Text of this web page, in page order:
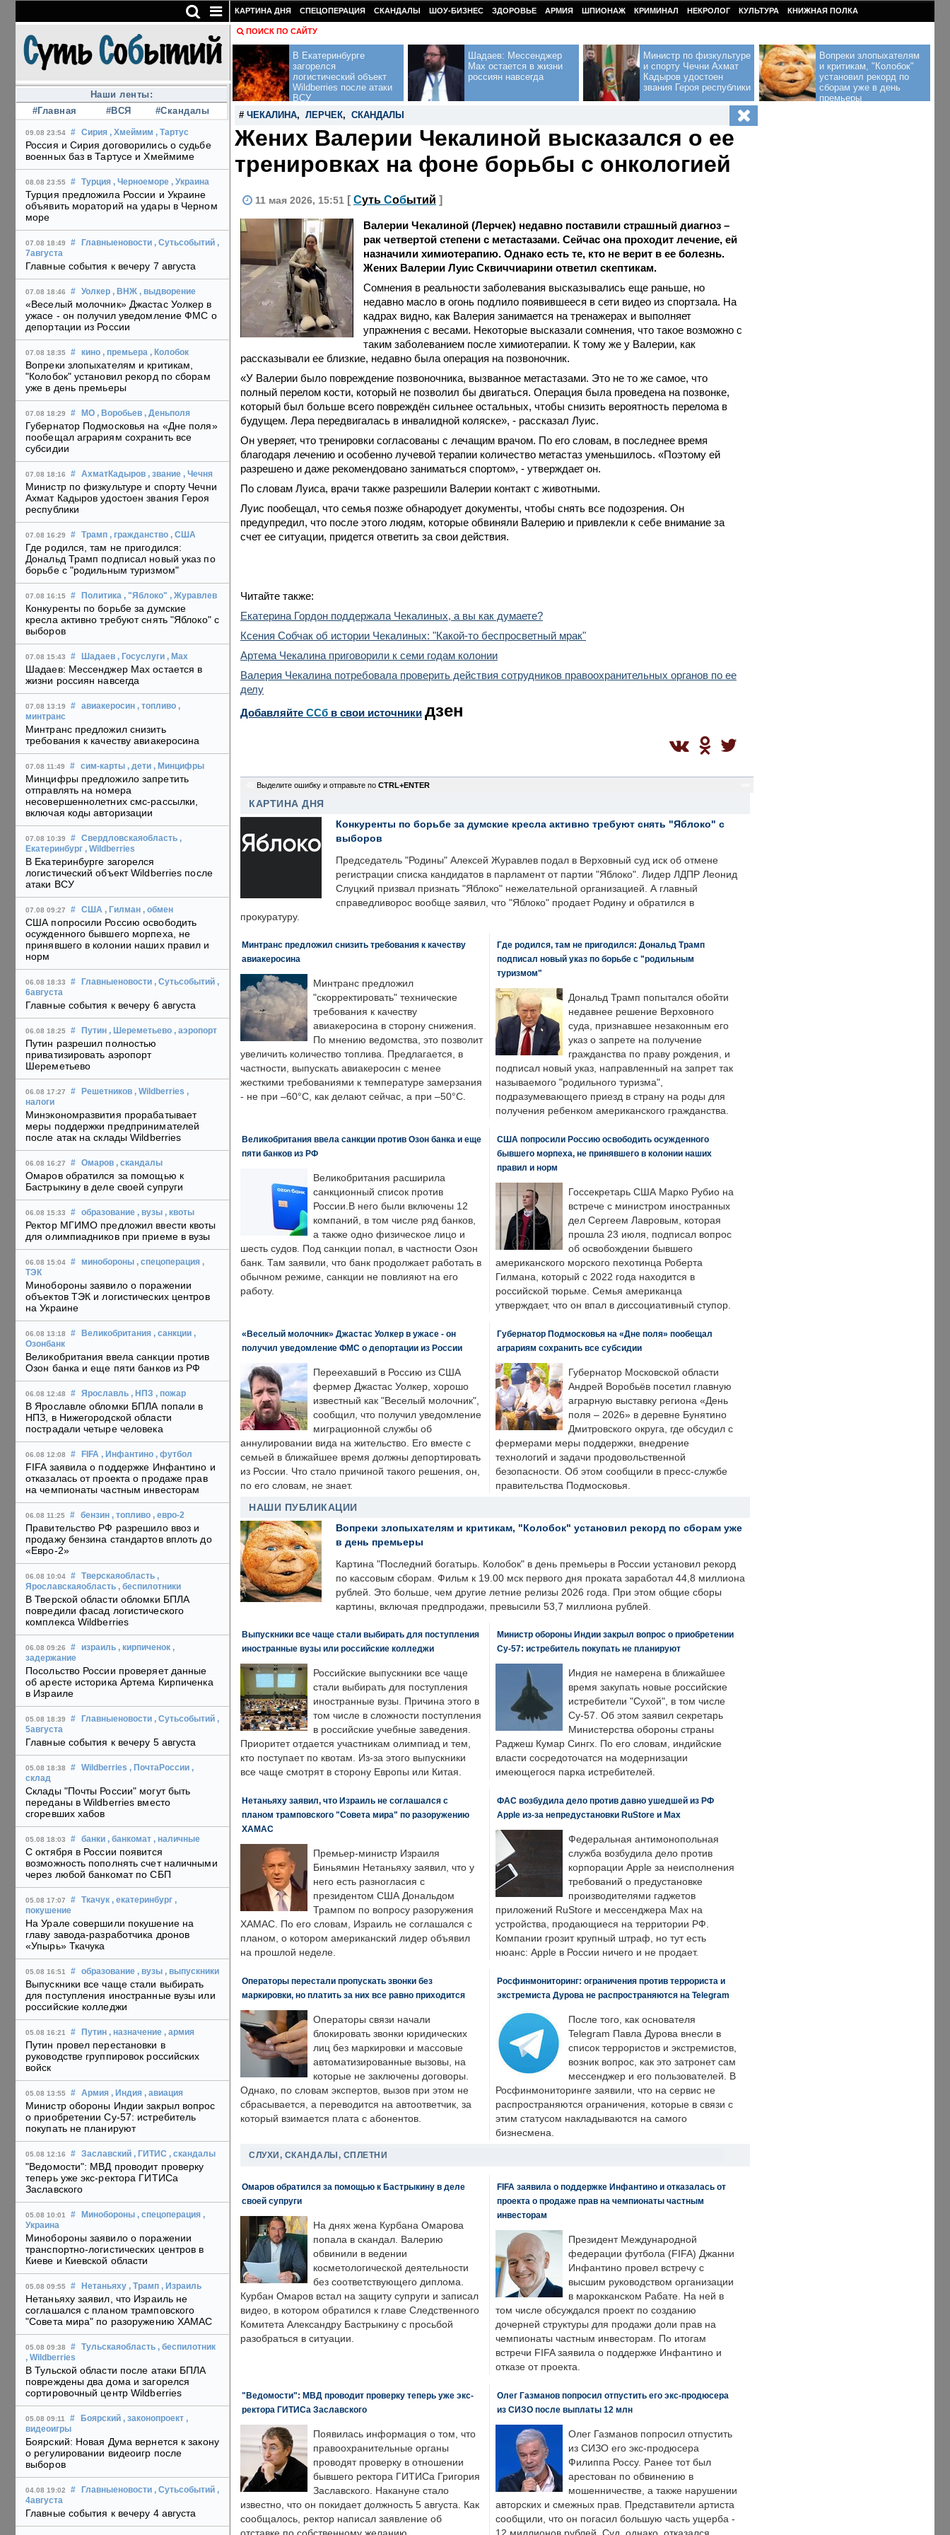
Наши ленты:
#Главная
#ВСЯ #Скандалы
09.08 23:54 # Сирия , Хмеймим , Тартус
Россия и Сирия договорились о судьбе
военных баз в Тартусе и Хмеймиме
08.08 23:55 # Турция , Черноеморе , Украина
Турция предложила России и Украине
объявить мораторий на удары в Черном
море
07.08 18:49 # Главныеновости , Сутьсобытий ,
7августа
Главные события к вечеру 7 августа
07.08 18:46 # Уолкер , ВНЖ , выдворение
«Веселый молочник» Джастас Уолкер в
ужасе - он получил уведомление ФМС о
депортации из России
07.08 18:35 # кино , премьера , Колобок
Вопреки злопыхателям и критикам,
"Колобок" установил рекорд по сборам
уже в день премьеры
07.08 18:29 # МО , Воробьев , Деньполя
Губернатор Подмосковья на «Дне поля»
пообещал аграриям сохранить все
субсидии
07.08 18:16 # АхматКадыров , звание , Чечня
Министр по физкультуре и спорту Чечни
Ахмат Кадыров удостоен звания Героя
республики
07.08 16:29 # Трамп , гражданство , США
Где родился, там не пригодился:
Дональд Трамп подписал новый указ по
борьбе с "родильным туризмом"
07.08 16:15 # Политика , "Яблоко" , Журавлев
Конкуренты по борьбе за думские
кресла активно требуют снять "Яблоко" с
выборов
07.08 15:43 # Шадаев , Госуслуги , Max
Шадаев: Мессенджер Max остается в
жизни россиян навсегда
07.08 13:19 # авиакеросин , топливо ,
минтранс
Минтранс предложил снизить
требования к качеству авиакеросина
07.08 11:49 # сим-карты , дети , Минцифры
Минцифры предложило запретить
отправлять на номера
несовершеннолетних смс-рассылки,
включая коды авторизации
07.08 10:39 # Свердловскаяобласть ,
Екатеринбург , Wildberries
В Екатеринбурге загорелся
логистический объект Wildberries после
атаки ВСУ
07.08 09:27 # США , Гилман , обмен
США попросили Россию освободить
осужденного бывшего морпеха, не
принявшего в колонии наших правил и
норм
06.08 18:33 # Главныеновости , Сутьсобытий ,
6августа
Главные события к вечеру 6 августа
06.08 18:25 # Путин , Шереметьево , аэропорт
Путин разрешил полностью
приватизировать аэропорт
Шереметьево
06.08 17:27 # Решетников , Wildberries ,
налоги
Минэкономразвития прорабатывает
меры поддержки предпринимателей
после атак на склады Wildberries
06.08 16:27 # Омаров , скандалы
Омаров обратился за помощью к
Бастрыкину в деле своей супруги
06.08 15:33 # образование , вузы , квоты
Ректор МГИМО предложил ввести квоты
для олимпиадников при приеме в вузы
06.08 15:04 # минобороны , спецоперация ,
ТЭК
Минобороны заявило о поражении
объектов ТЭК и логистических центров
на Украине
06.08 13:18 # Великобритания , санкции ,
Озонбанк
Великобритания ввела санкции против
Озон банка и еще пяти банков из РФ
06.08 12:48 # Ярославль , НПЗ , пожар
В Ярославле обломки БПЛА попали в
НПЗ, в Нижегородской области
пострадали четыре человека
06.08 12:08 # FIFA , Инфантино , футбол
FIFA заявила о поддержке Инфантино и
отказалась от проекта о продаже прав
на чемпионаты частным инвесторам
06.08 11:25 # бензин , топливо , евро-2
Правительство РФ разрешило ввоз и
продажу бензина стандартов вплоть до
«Евро-2»
06.08 10:04 # Тверскаяобласть ,
Ярославскаяобласть , беспилотники
В Тверской области обломки БПЛА
повредили фасад логистического
комплекса Wildberries
06.08 09:26 # израиль , кирпиченок ,
задержание
Посольство России проверяет данные
об аресте историка Артема Кирпиченка
в Израиле
05.08 18:39 # Главныеновости , Сутьсобытий ,
5августа
Главные события к вечеру 5 августа
05.08 18:38 # Wildberries , ПочтаРоссии ,
склад
Склады "Почты России" могут быть
переданы в Wildberries вместо
сгоревших хабов
05.08 18:03 # банки , банкомат , наличные
С октября в России появится
возможность пополнять счет наличными
через любой банкомат по СБП
05.08 17:07 # Ткачук , екатеринбург ,
покушение
На Урале совершили покушение на
главу завода-разработчика дронов
«Упырь» Ткачука
05.08 16:51 # образование , вузы , выпускники
Выпускники все чаще стали выбирать
для поступления иностранные вузы или
российские колледжи
05.08 16:21 # Путин , назначение , армия
Путин провел перестановки в
руководстве группировок российских
войск
05.08 13:55 # Армия , Индия , авиация
Министр обороны Индии закрыл вопрос
о приобретении Су-57: истребитель
покупать не планируют
05.08 12:16 # Заславский , ГИТИС , скандалы
"Ведомости": МВД проводит проверку
теперь уже экс-ректора ГИТИСа
Заславского
05.08 10:01 # Минобороны , спецоперация ,
Украина
Минобороны заявило о поражении
транспортно-логистических центров в
Киеве и Киевской области
05.08 09:55 # Нетаньяху , Трамп , Израиль
Нетаньяху заявил, что Израиль не
соглашался с планом трамповского
"Совета мира" по разоружению ХАМАС
05.08 09:38 # Тульскаяобласть , беспилотник
, Wildberries
В Тульской области после атаки БПЛА
повреждены два дома и загорелся
сортировочный центр Wildberries
05.08 09:11 # Боярский , законопроект ,
видеоигры
Боярский: Новая Дума вернется к закону
о регулировании видеоигр после
выборов
04.08 19:02 # Главныеновости , Сутьсобытий ,
4августа
Главные события к вечеру 4 августа
КАРТИНА ДНЯ СПЕЦОПЕРАЦИЯ СКАНДАЛЫ ШОУ-БИЗНЕС ЗДОРОВЬЕ АРМИЯ ШПИОНАЖ КРИМИНАЛ НЕКРОЛОГ КУЛЬТУРА КНИЖНАЯ ПОЛКА
ПОИСК ПО САЙТУ
В Екатеринбурге
загорелся
логистический объект
Wildberries после атаки
ВСУ
Шадаев: Мессенджер
Max остается в жизни
россиян навсегда
Министр по физкультуре
и спорту Чечни Ахмат
Кадыров удостоен
звания Героя республики
Вопреки злопыхателям
и критикам, "Колобок"
установил рекорд по
сборам уже в день
премьеры
# ЧЕКАЛИНА, ЛЕРЧЕК, СКАНДАЛЫ
Жених Валерии Чекалиной высказался о ее
тренировках на фоне борьбы с онкологией
11 мая 2026, 15:51 [ Суть Событий ]
Валерии Чекалиной (Лерчек) недавно поставили страшный диагноз –
рак четвертой степени с метастазами. Сейчас она проходит лечение, ей
назначили химиотерапию. Однако есть те, кто не верит в ее болезнь.
Жених Валерии Луис Сквиччиарини ответил скептикам.
Сомнения в реальности заболевания высказывались еще раньше, но
недавно масло в огонь подлило появившееся в сети видео из спортзала. На
кадрах видно, как Валерия занимается на тренажерах и выполняет
упражнения с весами. Некоторые высказали сомнения, что такое возможно с
таким заболеванием после химиотерапии. К тому же у Валерии, как
рассказывали ее близкие, недавно была операция на позвоночник.
«У Валерии было повреждение позвоночника, вызванное метастазами. Это не то же самое, что
полный перелом кости, который не позволил бы двигаться. Операция была проведена на позвонке,
который был больше всего повреждён сильнее остальных, чтобы снизить вероятность перелома в
будущем. Лера передвигалась в инвалидной коляске», - рассказал Луис.
Он уверяет, что тренировки согласованы с лечащим врачом. По его словам, в последнее время
благодаря лечению и особенно лучевой терапии количество метастаз уменьшилось. «Поэтому ей
разрешено и даже рекомендовано заниматься спортом», - утверждает он.
По словам Луиса, врачи также разрешили Валерии контакт с животными.
Луис пообещал, что семья позже обнародует документы, чтобы снять все подозрения. Он
предупредил, что после этого людям, которые обвиняли Валерию и привлекли к себе внимание за
счет ее ситуации, придется ответить за свои действия.
Читайте также:
Екатерина Гордон поддержала Чекалиных, а вы как думаете?
Ксения Собчак об истории Чекалиных: "Какой-то беспросветный мрак"
Артема Чекалина приговорили к семи годам колонии
Валерия Чекалина потребовала проверить действия сотрудников правоохранительных органов по ее
делу
Добавляйте CСб в свои источники дзен
Выделите ошибку и отправьте по CTRL+ENTER
КАРТИНА ДНЯ
Конкуренты по борьбе за думские кресла активно требуют снять "Яблоко" с
выборов
Председатель "Родины" Алексей Журавлев подал в Верховный суд иск об отмене
регистрации списка кандидатов в парламент от партии "Яблоко". Лидер ЛДПР Леонид
Слуцкий призвал признать "Яблоко" нежелательной организацией. А главный
справедливорос вообще заявил, что "Яблоко" продает Родину и обратился в
прокуратуру.
Минтранс предложил снизить требования к качеству
авиакеросина
Минтранс предложил
"скорректировать" технические
требования к качеству
авиакеросина в сторону снижения.
По мнению ведомства, это позволит
увеличить количество топлива. Предлагается, в
частности, выпускать авиакеросин с менее
жесткими требованиями к температуре замерзания
- не при –60°C, как делают сейчас, а при –50°C.
Где родился, там не пригодился: Дональд Трамп
подписал новый указ по борьбе с "родильным
туризмом"
Дональд Трамп попытался обойти
недавнее решение Верховного
суда, признавшее незаконным его
указ о запрете на получение
гражданства по праву рождения, и
подписал новый указ, направленный на запрет так
называемого "родильного туризма",
подразумевающего приезд в страну на роды для
получения ребенком американского гражданства.
Великобритания ввела санкции против Озон банка и еще
пяти банков из РФ
Великобритания расширила
санкционный список против
России.В него были включены 12
компаний, в том числе ряд банков,
а также одно физическое лицо и
шесть судов. Под санкции попал, в частности Озон
банк. Там заявили, что банк продолжает работать в
обычном режиме, санкции не повлияют на его
работу.
США попросили Россию освободить осужденного
бывшего морпеха, не принявшего в колонии наших
правил и норм
Госсекретарь США Марко Рубио на
встрече с министром иностранных
дел Сергеем Лавровым, которая
прошла 23 июля, подписал вопрос
об освобождении бывшего
американского морского пехотинца Роберта
Гилмана, который с 2022 года находится в
российской тюрьме. Семья американца
утверждает, что он впал в диссоциативный ступор.
«Веселый молочник» Джастас Уолкер в ужасе - он
получил уведомление ФМС о депортации из России
Переехавший в Россию из США
фермер Джастас Уолкер, хорошо
известный как "Веселый молочник",
сообщил, что получил уведомление
миграционной службы об
аннулировании вида на жительство. Его вместе с
семьей в ближайшее время должны депортировать
из России. Что стало причиной такого решения, он,
по его словам, не знает.
Губернатор Подмосковья на «Дне поля» пообещал
аграриям сохранить все субсидии
Губернатор Московской области
Андрей Воробьёв посетил главную
аграрную выставку региона «День
поля – 2026» в деревне Бунятино
Дмитровского округа, где обсудил с
фермерами меры поддержки, внедрение
технологий и задачи продовольственной
безопасности. Об этом сообщили в пресс-службе
правительства Подмосковья.
НАШИ ПУБЛИКАЦИИ
Вопреки злопыхателям и критикам, "Колобок" установил рекорд по сборам уже
в день премьеры
Картина "Последний богатырь. Колобок" в день премьеры в России установил рекорд
по кассовым сборам. Фильм к 19.00 мск первого дня проката заработал 44,8 миллиона
рублей. Это больше, чем другие летние релизы 2026 года. При этом общие сборы
картины, включая предпродажи, превысили 53,7 миллиона рублей.
Выпускники все чаще стали выбирать для поступления
иностранные вузы или российские колледжи
Российские выпускники все чаще
стали выбирать для поступления
иностранные вузы. Причина этого в
том числе в сложности поступления
в российские учебные заведения.
Приоритет отдается участникам олимпиад и тем,
кто поступает по квотам. Из-за этого выпускники
все чаще смотрят в сторону Европы или Китая.
Министр обороны Индии закрыл вопрос о приобретении
Су-57: истребитель покупать не планируют
Индия не намерена в ближайшее
время закупать новые российские
истребители "Сухой", в том числе
Су-57. Об этом заявил секретарь
Министерства обороны страны
Раджеш Кумар Сингх. По его словам, индийские
власти сосредоточатся на модернизации
имеющегося парка истребителей.
Нетаньяху заявил, что Израиль не соглашался с
планом трамповского "Совета мира" по разоружению
ХАМАС
Премьер-министр Израиля
Биньямин Нетаньяху заявил, что у
него есть разногласия с
президентом США Дональдом
Трампом по вопросу разоружения
ХАМАС. По его словам, Израиль не соглашался с
планом, о котором американский лидер объявил
на прошлой неделе.
ФАС возбудила дело против давно ушедшей из РФ
Apple из-за непредустановки RuStore и Max
Федеральная антимонопольная
служба возбудила дело против
корпорации Apple за неисполнения
требований о предустановке
производителями гаджетов
приложений RuStore и мессенджера Max на
устройства, продающиеся на территории РФ.
Компании грозит крупный штраф, но тут есть
нюанс: Apple в России ничего и не продает.
Операторы перестали пропускать звонки без
маркировки, но платить за них все равно приходится
Операторы связи начали
блокировать звонки юридических
лиц без маркировки и массовые
автоматизированные вызовы, на
которые не заключены договоры.
Однако, по словам экспертов, вызов при этом не
сбрасывается, а переводится на автоответчик, за
который взимается плата с абонентов.
Росфинмониторинг: ограничения против террориста и
экстремиста Дурова не распространяются на Telegram
После того, как основателя
Telegram Павла Дурова внесли в
список террористов и экстремистов,
возник вопрос, как это затронет сам
мессенджер и его пользователей. В
Росфинмониторинге заявили, что на сервис не
распространяются ограничения, которые в связи с
этим статусом накладываются на самого
бизнесмена.
СЛУХИ, СКАНДАЛЫ, СПЛЕТНИ
Омаров обратился за помощью к Бастрыкину в деле
своей супруги
На днях жена Курбана Омарова
попала в скандал. Валерию
обвинили в ведении
косметологической деятельности
без соответствующего диплома.
Курбан Омаров встал на защиту супруги и записал
видео, в котором обратился к главе Следственного
Комитета Александру Бастрыкину с просьбой
разобраться в ситуации.
FIFA заявила о поддержке Инфантино и отказалась от
проекта о продаже прав на чемпионаты частным
инвесторам
Президент Международной
федерации футбола (FIFA) Джанни
Инфантино провел встречу с
высшим руководством организации
в марокканском Рабате. На ней в
том числе обсуждался проект по созданию
дочерней структуры для продажи доли прав на
чемпионаты частным инвесторам. По итогам
встречи FIFA заявила о поддержке Инфантино и
отказе от проекта.
"Ведомости": МВД проводит проверку теперь уже экс-
ректора ГИТИСа Заславского
Появилась информация о том, что
правоохранительные органы
проводят проверку в отношении
бывшего ректора ГИТИСа Григория
Заславского. Накануне стало
известно, что он покидает должность 5 августа. Как
сообщалось, ректор написал заявление об
Олег Газманов попросил отпустить его экс-продюсера
из СИЗО после выплаты 12 млн
Олег Газманов попросил отпустить
из СИЗО его экс-продюсера
Филиппа Россу. Ранее тот был
арестован по обвинению в
мошенничестве, а также нарушении
авторских и смежных прав. Представители артиста
сообщили, что он погасил большую часть ущерба -